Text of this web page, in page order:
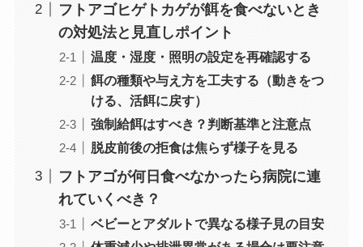
フトアゴヒゲトカゲが餌を食べないとき
の対処法と見直しポイント
温度・湿度・照明の設定を再確認する
餌の種類や与え方を工夫する（動きをつ
ける、活餌に戻す）
強制給餌はすべき？判断基準と注意点
脱皮前後の拒食は焦らず様子を見る
フトアゴが何日食べなかったら病院に連
れていくべき？
ベビーとアダルトで異なる様子見の目安